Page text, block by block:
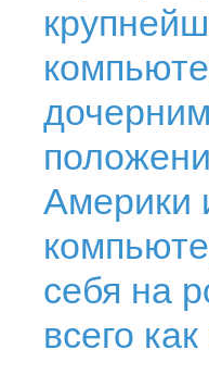
Америки
себя на
всего